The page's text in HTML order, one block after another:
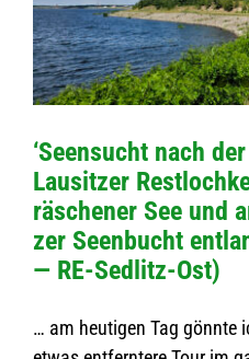
‘Seen­sucht nach
Lau­sit­zer
räsche­ner See und
zer Seen­bucht
— RE-Sedlitz-Ost)
… am heu­ti­gen Tag gönnte